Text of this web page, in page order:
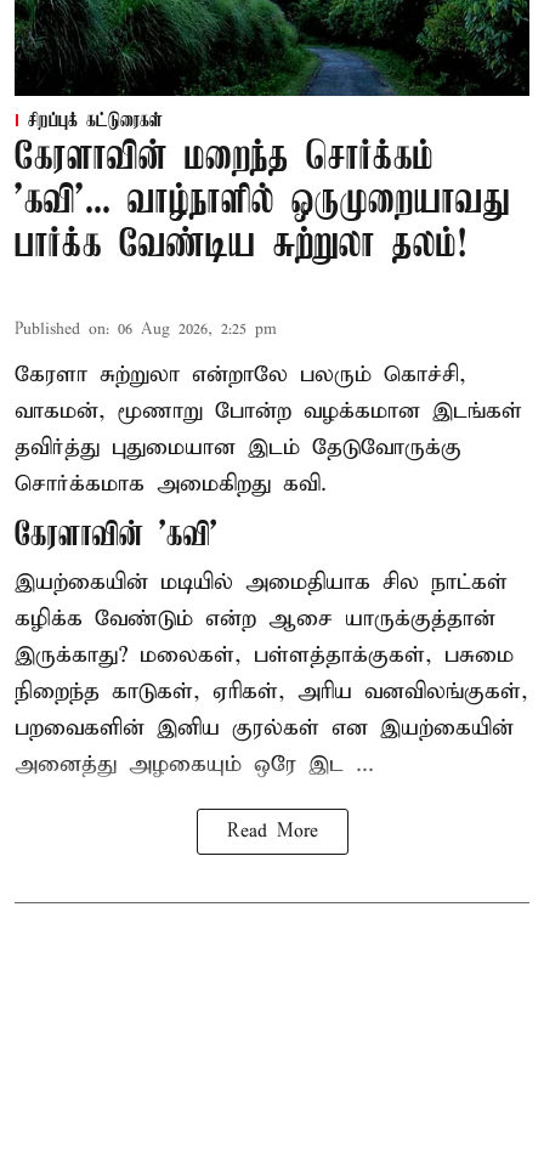
சிறப்புக் கட்டுரைகள்
கேரளாவின் மறைந்த சொர்க்கம்
'கவி'... வாழ்நாளில் ஒருமுறையாவது
பார்க்க வேண்டிய சுற்றுலா தலம்!
Published on: 06 Aug 2026, 2:25 pm
கேரளா சுற்றுலா என்றாலே பலரும் கொச்சி,
வாகமன், மூணாறு போன்ற வழக்கமான இடங்கள்
தவிர்த்து புதுமையான இடம் தேடுவோருக்கு
சொர்க்கமாக அமைகிறது கவி.
கேரளாவின் 'கவி'
இயற்கையின் மடியில் அமைதியாக சில நாட்கள்
கழிக்க வேண்டும் என்ற ஆசை யாருக்குத்தான்
இருக்காது? மலைகள், பள்ளத்தாக்குகள், பசுமை
நிறைந்த காடுகள், ஏரிகள், அரிய வனவிலங்குகள்,
பறவைகளின் இனிய குரல்கள் என இயற்கையின்
அனைத்து அழகையும் ஒரே இட ...
Read More